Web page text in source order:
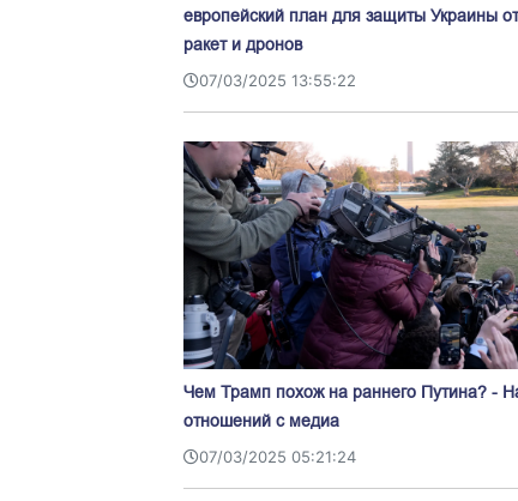
европейский план для защиты Украины
ракет и дронов
07/03/2025 13:55:22
Чем Трамп похож на раннего Путина? -
отношений с медиа
07/03/2025 05:21:24